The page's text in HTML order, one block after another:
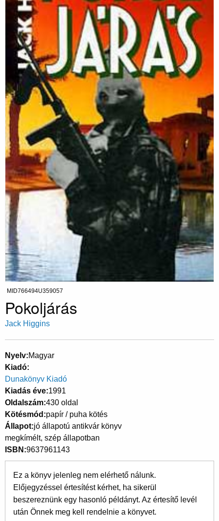
MID766494U359057
Pokoljárás
Jack Higgins
Nyelv Magyar
Kiadó
Dunakönyv Kiadó
Kiadás éve 1991
Oldalszám 430 oldal
Kötésmód papír / puha kötés
Állapot jó állapotú antikvár könyv
megkímélt, szép állapotban
ISBN 9637961143
Ez a könyv jelenleg nem elérhető nálunk.
Előjegyzéssel értesítést kérhet, ha sikerül
beszereznünk egy hasonló példányt. Az értesítő levél
után Önnek meg kell rendelnie a könyvet.